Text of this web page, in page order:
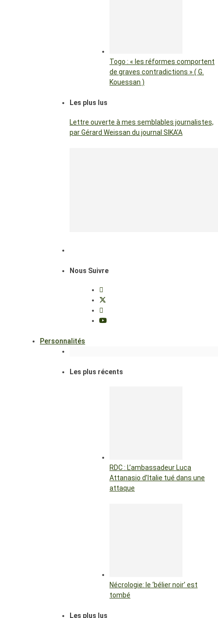
Togo : « les réformes comportent
de graves contradictions » ( G.
Kouessan )
Les plus lus
Lettre ouverte à mes semblables journalistes,
par Gérard Weissan du journal SIKA’A
Nous Suivre
Personnalités
Les plus récents
RDC : L’ambassadeur Luca
Attanasio d’Italie tué dans une
attaque
Nécrologie: le ‘bélier noir’ est
tombé
Les plus lus